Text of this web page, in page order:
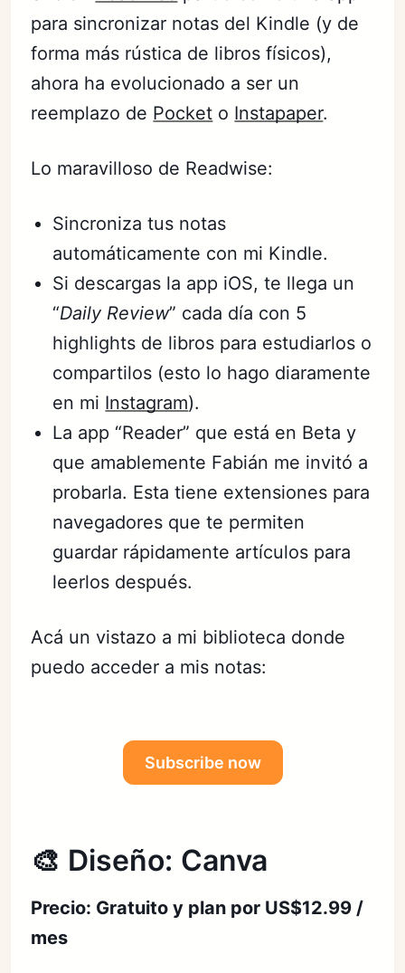
para sincronizar notas del Kindle (y de
forma más rústica de libros físicos),
ahora ha evolucionado a ser un
reemplazo de Pocket o Instapaper.
Lo maravilloso de Readwise:
Sincroniza tus notas
automáticamente con mi Kindle.
Si descargas la app iOS, te llega un
“Daily Review” cada día con 5
highlights de libros para estudiarlos o
compartilos (esto lo hago diaramente
en mi Instagram).
La app “Reader” que está en Beta y
que amablemente Fabián me invitó a
probarla. Esta tiene extensiones para
navegadores que te permiten
guardar rápidamente artículos para
leerlos después.
Acá un vistazo a mi biblioteca donde
puedo acceder a mis notas:
Subscribe now
🎨 Diseño: Canva
Precio: Gratuito y plan por US$12.99 /
mes